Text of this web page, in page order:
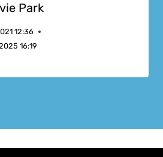
Park
12:36
16:19